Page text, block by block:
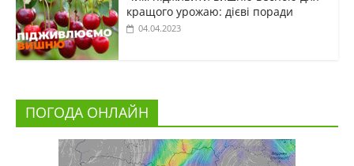
кращого урожаю: дієві поради
04.04.2023
ПОГОДА ОНЛАЙН